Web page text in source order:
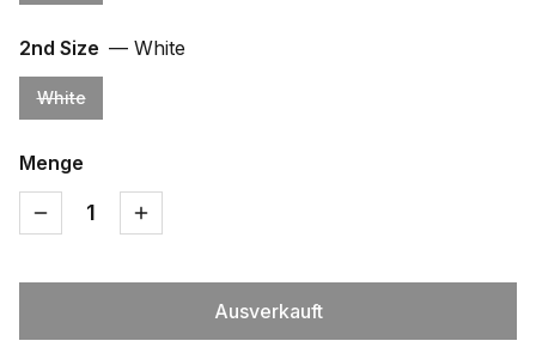
2nd Size — White
White
Menge
1
Ausverkauft